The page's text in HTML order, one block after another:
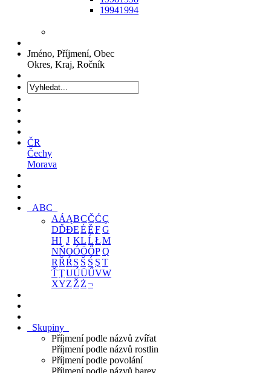
19941994
Jméno, Příjmení, Obec
Okres, Kraj, Ročník
ČR
Čechy
Morava
ABC
AÁĄBCČĆÇ
DĎĐEÉĚFG
HI J KLĹŁM
NŇOÓÖŐPQ
RŘŔ S Š Ś Ş T
ŤŢUÚÜŰVW
XYZ Ž Ż¬
Skupiny
Příjmení podle názvů zvířat
Příjmení podle názvů rostlin
Příjmení podle povolání
Příjmení podle názvů barev